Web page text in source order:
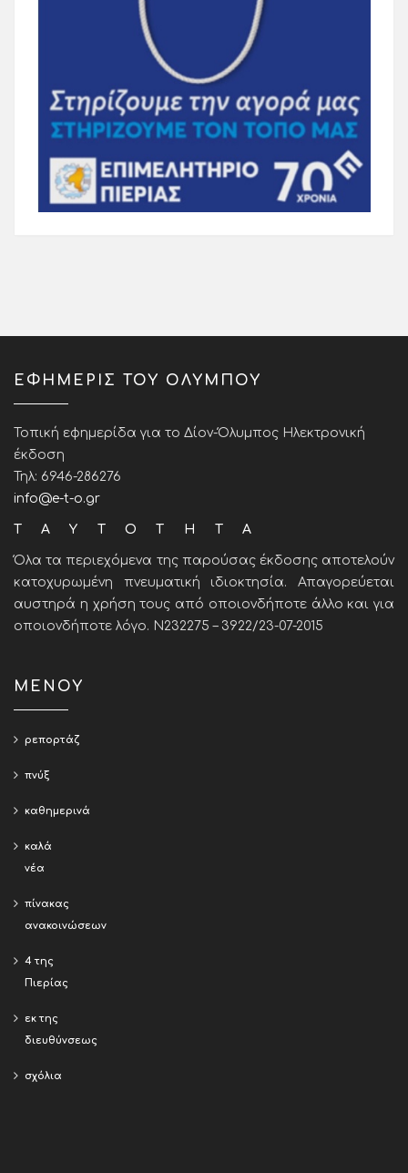
ΕΦΗΜΕΡΙΣ ΤΟΥ ΟΛΥΜΠΟΥ
Τοπική εφημερίδα για το Δίον-Όλυμπος Ηλεκτρονική
έκδοση
Τηλ: 6946-286276
info@e-t-o.gr
ΤΑΥΤΟΤΗΤΑ
Όλα τα περιεχόμενα της παρούσας έκδοσης αποτελούν
κατοχυρωμένη πνευματική ιδιοκτησία. Απαγορεύεται
αυστηρά η χρήση τους από οποιονδήποτε άλλο και για
οποιονδήποτε λόγο. Ν232275 – 3922/23-07-2015
ΜΕΝΟΥ
ρεπορτάζ
πνύξ
καθημερινά
καλά
νέα
πίνακας
ανακοινώσεων
4 της
Πιερίας
εκ της
διευθύνσεως
σχόλια